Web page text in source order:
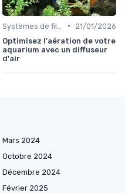
•
21/01/2026
Optimisez l'aération de votre
aquarium avec un diffuseur
d'air
Mars 2024
Octobre 2024
Décembre 2024
Février 2025